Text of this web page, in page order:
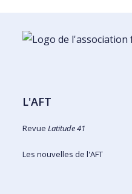
L'AFT
RevueLatitude 41
Les nouvelles de l'AFT